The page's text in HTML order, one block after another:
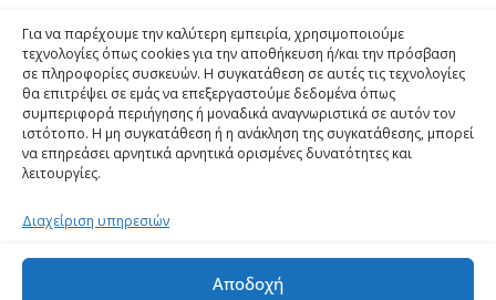
Για να παρέχουμε την καλύτερη εμπειρία, χρησιμοποιούμε
τεχνολογίες όπως cookies για την αποθήκευση ή/και την πρόσβαση
σε πληροφορίες συσκευών. Η συγκατάθεση σε αυτές τις τεχνολογίες
θα επιτρέψει σε εμάς να επεξεργαστούμε δεδομένα όπως
συμπεριφορά περιήγησης ή μοναδικά αναγνωριστικά σε αυτόν τον
ιστότοπο. Η μη συγκατάθεση ή η ανάκληση της συγκατάθεσης, μπορεί
να επηρεάσει αρνητικά αρνητικά ορισμένες δυνατότητες και
λειτουργίες.
Διαχείριση υπηρεσιών
Αποδοχή